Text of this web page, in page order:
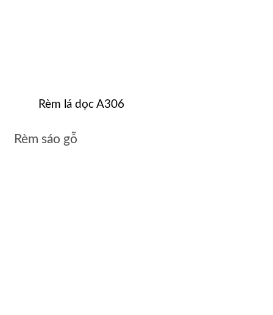
Rèm lá dọc A306
Rèm sáo gỗ